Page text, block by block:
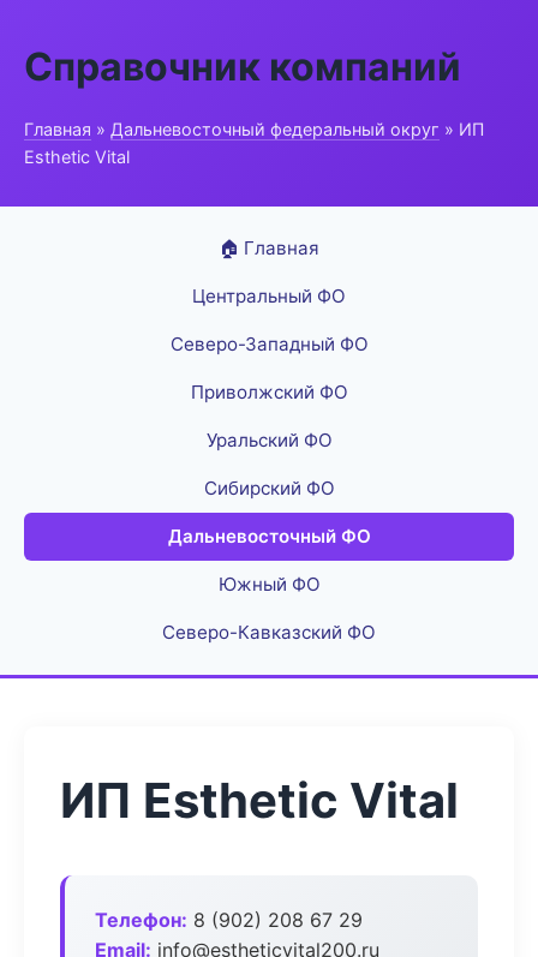
Справочник компаний
Главная » Дальневосточный федеральный округ » ИП
Esthetic Vital
🏠 Главная
Центральный ФО
Северо-Западный ФО
Приволжский ФО
Уральский ФО
Сибирский ФО
Дальневосточный ФО
Южный ФО
Северо-Кавказский ФО
ИП Esthetic Vital
Телефон: 8 (902) 208 67 29
Email: info@estheticvital200.ru